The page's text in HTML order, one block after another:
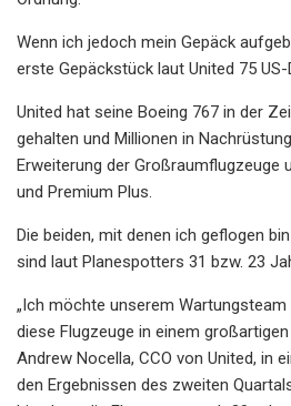
Wenn ich jedoch mein Gepäck
erste Gepäckstück laut United 75
United hat seine Boeing 767 in der
gehalten und Millionen in
Erweiterung der Großraumflugzeuge
und Premium Plus.
Die beiden, mit denen ich geflogen
sind laut Planespotters 31 bzw. 23
„Ich möchte unserem
diese Flugzeuge in einem
Andrew Nocella, CCO von United, in
den Ergebnissen des zweiten